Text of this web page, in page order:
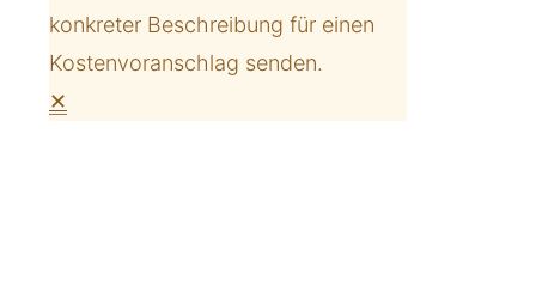
konkreter Beschreibung für einen
Kostenvoranschlag senden.
✕